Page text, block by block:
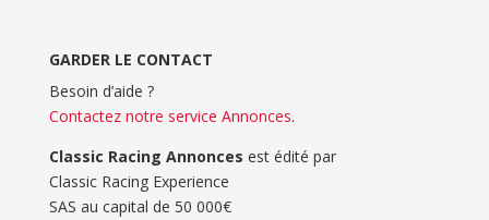
GARDER LE CONTACT
Besoin d’aide ?
Contactez notre service Annonces.
Classic Racing Annonces est édité par
Classic Racing Experience
SAS au capital de 50 000€